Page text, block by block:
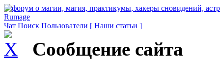
Rumage
Чат Поиск Пользователи [ Наши статьи ]
Сообщение сайта